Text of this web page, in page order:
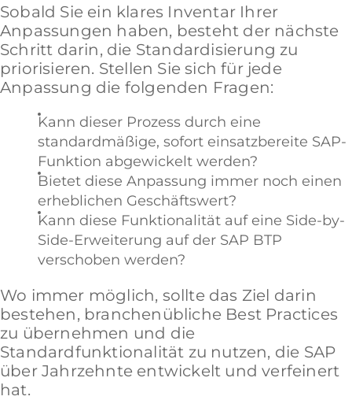
Sobald Sie ein klares Inventar Ihrer
Anpassungen haben, besteht der nächste
Schritt darin, die Standardisierung zu
priorisieren. Stellen Sie sich für jede
Anpassung die folgenden Fragen:
Kann dieser Prozess durch eine
standardmäßige, sofort einsatzbereite SAP-
Funktion abgewickelt werden?
Bietet diese Anpassung immer noch einen
erheblichen Geschäftswert?
Kann diese Funktionalität auf eine Side-by-
Side-Erweiterung auf der SAP BTP
verschoben werden?
Wo immer möglich, sollte das Ziel darin
bestehen, branchenübliche Best Practices
zu übernehmen und die
Standardfunktionalität zu nutzen, die SAP
über Jahrzehnte entwickelt und verfeinert
hat.